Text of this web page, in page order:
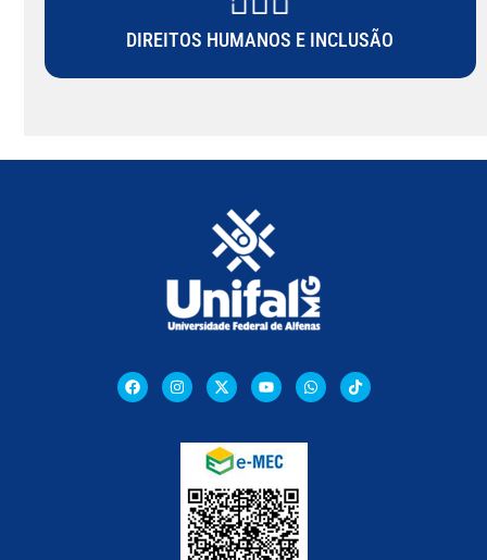
DIREITOS HUMANOS E INCLUSÃO